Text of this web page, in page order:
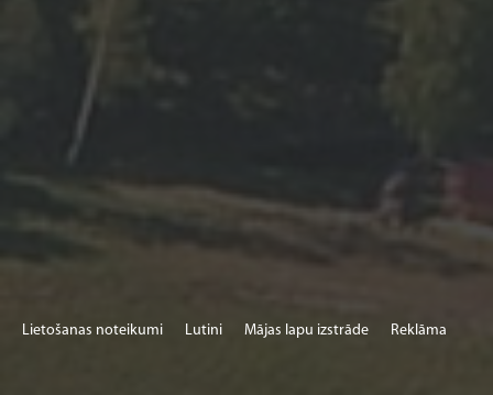
Lietošanas noteikumi Lutini Mājas lapu izstrāde Reklāma